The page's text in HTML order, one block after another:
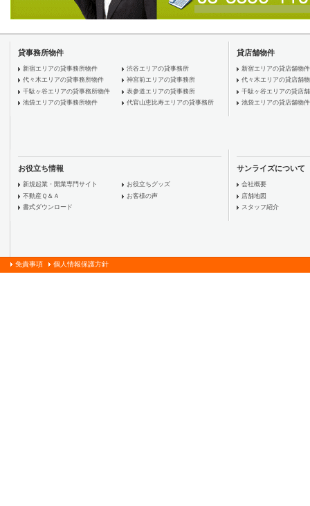
貸事務所物件
新宿エリアの貸事務所物件
代々木エリアの貸事務所物件
千駄ヶ谷エリアの貸事務所物件
池袋エリアの貸事務所物件
渋谷エリアの貸事務所
神宮前エリアの貸事務所
表参道エリアの貸事務所
代官山恵比寿エリアの貸事務所
貸店舗物件
新宿エリアの貸店舗物件
代々木エリアの貸店舗
千駄ヶ谷エリアの貸店
池袋エリアの貸店舗物件
お役立ち情報
新規起業・開業専門サイト
不動産Ｑ＆Ａ
書式ダウンロード
お役立ちグッズ
お客様の声
サンライズについて
会社概要
店舗地図
スタッフ紹介
免責事項 個人情報保護方針